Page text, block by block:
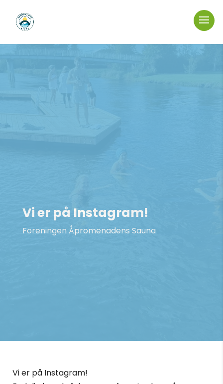
Vi er på Instagram!
Foreningen Åpromenadens Sauna
Vi er på Instagram!